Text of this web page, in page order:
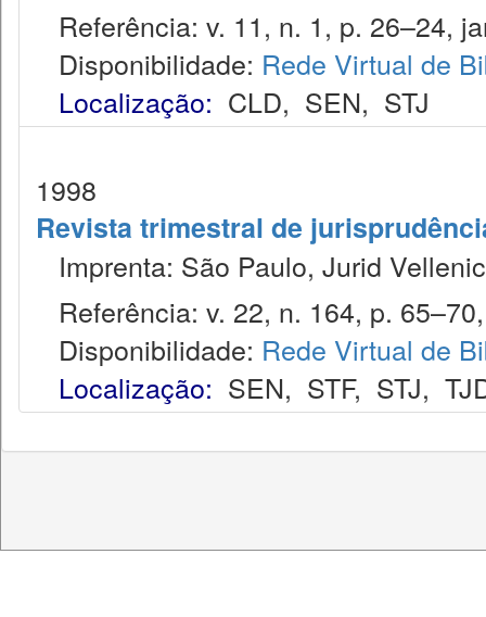
Referência: v. 11, n. 1, p. 26–24,
Disponibilidade: Rede Virtual de
Localização: CLD, SEN, STJ
1998
Revista trimestral de
Imprenta: São Paulo, Jurid
Referência: v. 22, n. 164, p.
Disponibilidade: Rede Virtual de
Localização: SEN, STF, STJ,